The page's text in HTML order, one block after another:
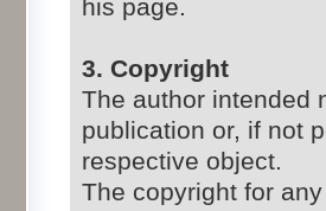
his page.
3. Copyright
The author intended
publication or, if not
respective object.
The copyright for